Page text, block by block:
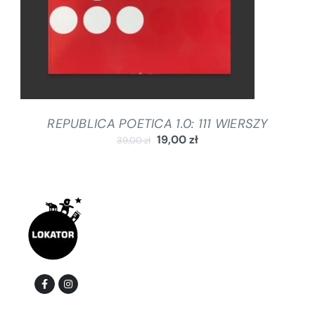
REPUBLICA POETICA 1.0: 111 WIERSZY
39,00zł 19,00zł